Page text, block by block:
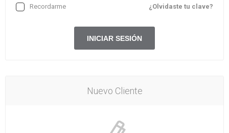
¿Olvidaste tu clave?
Recordarme
Nuevo Cliente